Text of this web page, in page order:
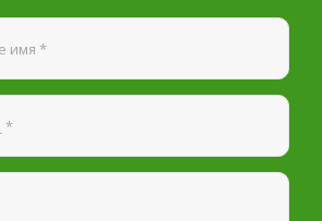
персональных данных